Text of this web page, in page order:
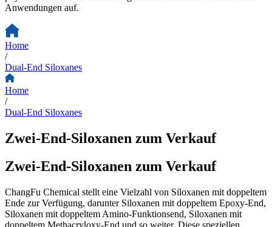
Anwendungen auf.
Home
/
Dual-End Siloxanes
Home
/
Dual-End Siloxanes
Zwei-End-Siloxanen zum Verkauf
Zwei-End-Siloxanen zum Verkauf
ChangFu Chemical stellt eine Vielzahl von Siloxanen mit doppeltem
Ende zur Verfügung, darunter Siloxanen mit doppeltem Epoxy-End,
Siloxanen mit doppeltem Amino-Funktionsend, Siloxanen mit